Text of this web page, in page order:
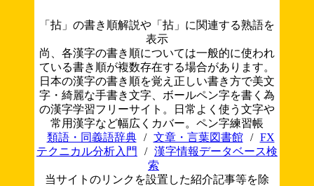
「拈」の書き順解説や「拈」に関連する熟語を
表示
尚、各漢字の書き順については一般的に使われ
ている書き順が複数存在する場合があります。
日本の漢字の書き順を覚え正しい書き方で美文
字・綺麗な手書き文字、ボールペン字を書く為
の漢字学習フリーサイト。日常よく使う文字や
常用漢字など幅広くカバー。ペン字練習帳
類語・同義語辞典
/ 文章・言葉図書館 /
FX
テクニカル分析入門
/ 漢字情報データベース検
索
当サイトのリンクを設置した紹介記事等を除